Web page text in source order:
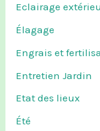
Eclairage
Élagage
Engrais et
Entretien Jardin
Etat des lieux
Été